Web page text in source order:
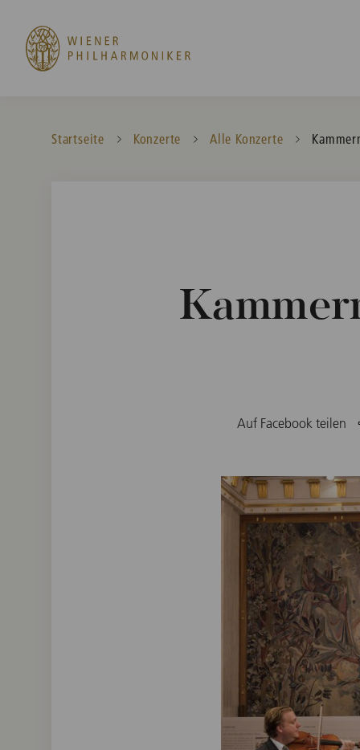
Startseite Konzerte Alle Konzerte Current:
Auf Facebook teilen